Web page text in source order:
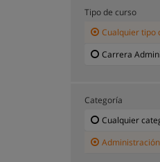
Tipo de curso
Cualquier tipo
Carrera
Categoría
Cualquier